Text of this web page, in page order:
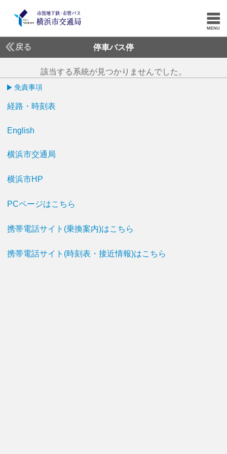
戻る 停車バス停
該当する系統が見つかりませんでした。
免責事項
経路・時刻表
English
横浜市交通局
横浜市HP
PCページはこちら
携帯電話サイト(乗換案内)はこちら
携帯電話サイト(時刻表・接近情報)はこちら